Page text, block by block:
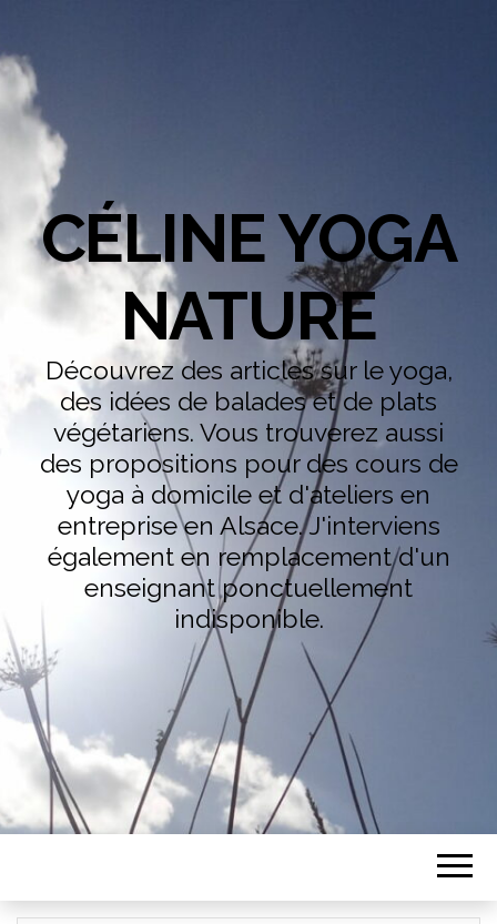
CÉLINE YOGA
NATURE
Découvrez des articles sur le yoga,
des idées de balades et de plats
végétariens. Vous trouverez aussi
des propositions pour des cours de
yoga à domicile et d'ateliers en
entreprise en Alsace. J'interviens
également en remplacement d'un
enseignant ponctuellement
indisponible.